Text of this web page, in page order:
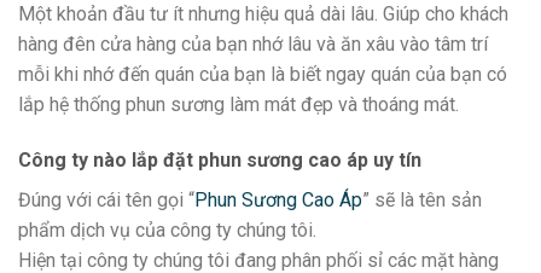
Một khoản đầu tư ít nhưng hiệu quả dài lâu. Giúp cho khách
hàng đên cửa hàng của bạn nhớ lâu và ăn xâu vào tâm trí
mỗi khi nhớ đến quán của bạn là biết ngay quán của bạn có
lắp hệ thống phun sương làm mát đẹp và thoáng mát.
Công ty nào lắp đặt phun sương cao áp uy tín
Đúng với cái tên gọi “Phun Sương Cao Áp” sẽ là tên sản
phẩm dịch vụ của công ty chúng tôi.
Hiện tại công ty chúng tôi đang phân phối sỉ các mặt hàng